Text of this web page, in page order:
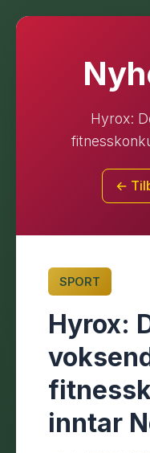
Hyrox:
←
SPORT
Hyrox:
inntar